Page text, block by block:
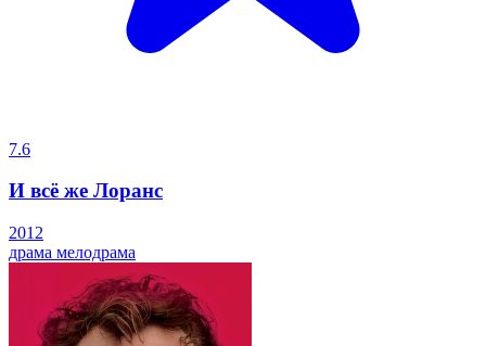
7.6
И всё же Лоранс
2012
драма мелодрама